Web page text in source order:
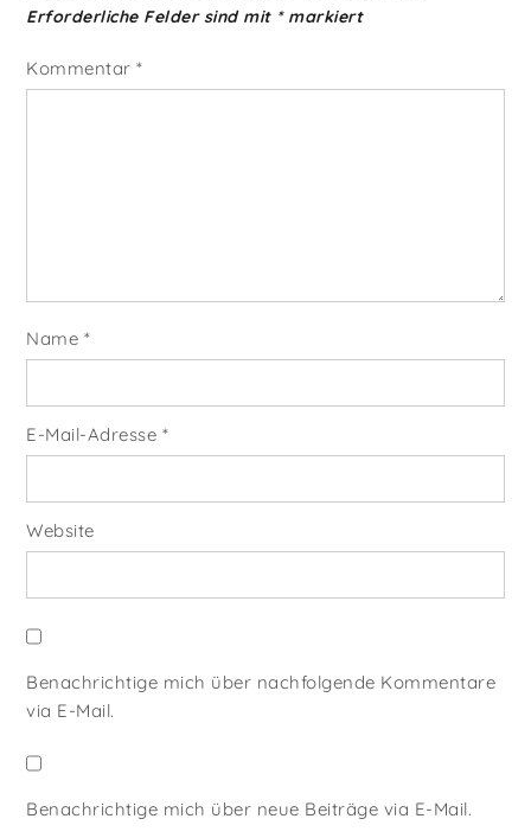
Erforderliche Felder sind mit *markiert
Kommentar*
Name *
E-Mail-Adresse *
Website
Benachrichtige mich über nachfolgende Kommentare
via E-Mail.
Benachrichtige mich über neue Beiträge via E-Mail.